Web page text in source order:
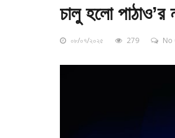
চালু হলো পাঠাও’র
০৮/০৭/২০২৫ 279 No